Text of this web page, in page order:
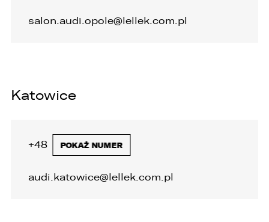
salon.audi.opole@lellek.com.pl
Katowice
POKAŻ NUMER
+48 32 446 20 00
audi.katowice@lellek.com.pl